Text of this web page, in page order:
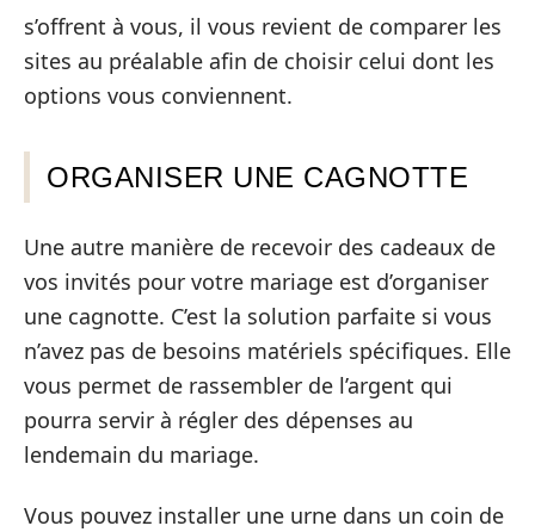
s’offrent à vous, il vous revient de comparer les
sites au préalable afin de choisir celui dont les
options vous conviennent.
ORGANISER UNE CAGNOTTE
Une autre manière de recevoir des cadeaux de
vos invités pour votre mariage est d’organiser
une cagnotte. C’est la solution parfaite si vous
n’avez pas de besoins matériels spécifiques. Elle
vous permet de rassembler de l’argent qui
pourra servir à régler des dépenses au
lendemain du mariage.
Vous pouvez installer une urne dans un coin de